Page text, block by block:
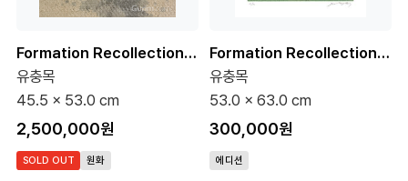
Formation Recollection 4-1 10호 (원화)
유충목
45.5 x 53.0 cm
2,500,000원
SOLD OUT 원화
Formation Recollection 5-8 (75 Editions)
유충목
53.0 x 63.0 cm
300,000원
에디션